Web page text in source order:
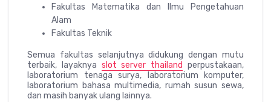
Fakultas Matematika dan Ilmu Pengetahuan
Alam
Fakultas Teknik
Semua fakultas selanjutnya didukung dengan mutu
terbaik, layaknya slot server thailand perpustakaan,
laboratorium tenaga surya, laboratorium komputer,
laboratorium bahasa multimedia, rumah susun sewa,
dan masih banyak ulang lainnya.